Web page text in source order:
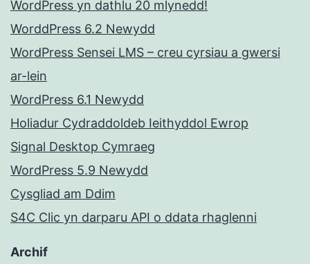
WordPress yn dathlu 20 mlynedd!
WorddPress 6.2 Newydd
WordPress Sensei LMS – creu cyrsiau a gwersi
ar-lein
WordPress 6.1 Newydd
Holiadur Cydraddoldeb Ieithyddol Ewrop
Signal Desktop Cymraeg
WordPress 5.9 Newydd
Cysgliad am Ddim
S4C Clic yn darparu API o ddata rhaglenni
Archif